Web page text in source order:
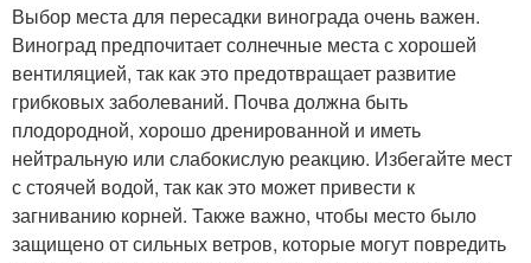
Выбор места для пересадки винограда очень важен.
Виноград предпочитает солнечные места с хорошей
вентиляцией, так как это предотвращает развитие
грибковых заболеваний. Почва должна быть
плодородной, хорошо дренированной и иметь
нейтральную или слабокислую реакцию. Избегайте мест
с стоячей водой, так как это может привести к
загниванию корней. Также важно, чтобы место было
защищено от сильных ветров, которые могут повредить